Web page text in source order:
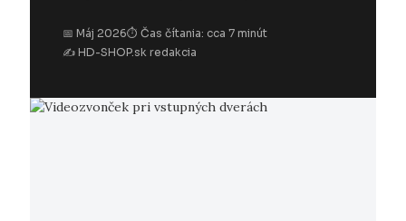
📅 Máj 2026⏱ Čas čítania: cca 7 minút
✍ HD-SHOP.sk redakcia